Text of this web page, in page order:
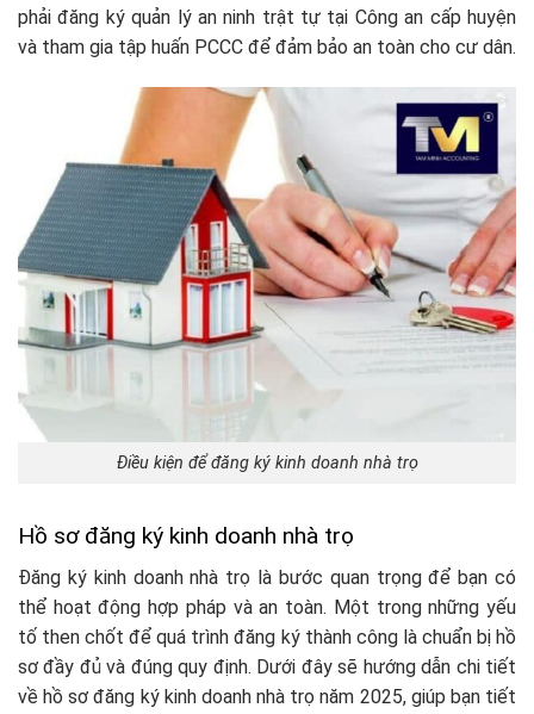
phải đăng ký quản lý an ninh trật tự tại Công an cấp huyện
và tham gia tập huấn PCCC để đảm bảo an toàn cho cư dân.
Điều kiện để đăng ký kinh doanh nhà trọ
Hồ sơ đăng ký kinh doanh nhà trọ
Đăng ký kinh doanh nhà trọ là bước quan trọng để bạn có
thể hoạt động hợp pháp và an toàn. Một trong những yếu
tố then chốt để quá trình đăng ký thành công là chuẩn bị hồ
sơ đầy đủ và đúng quy định. Dưới đây sẽ hướng dẫn chi tiết
về hồ sơ đăng ký kinh doanh nhà trọ năm 2025, giúp bạn tiết